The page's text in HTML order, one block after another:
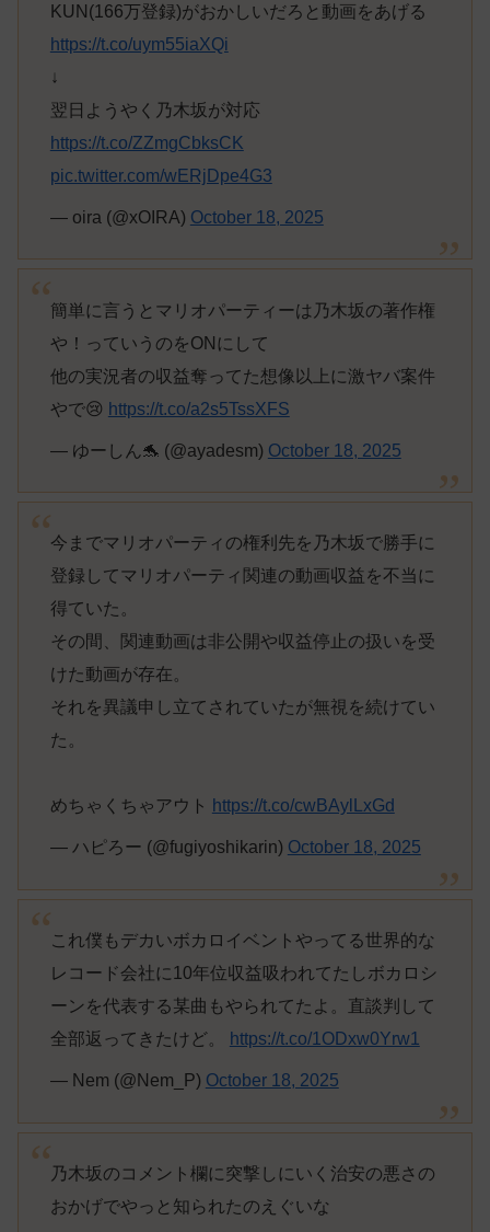
KUN(166万登録)がおかしいだろと動画をあげる
https://t.co/uym55iaXQi
↓
翌日ようやく乃木坂が対応
https://t.co/ZZmgCbksCK
pic.twitter.com/wERjDpe4G3
— oira (@xOIRA) October 18, 2025
簡単に言うとマリオパーティーは乃木坂の著作権
や！っていうのをONにして
他の実況者の収益奪ってた想像以上に激ヤバ案件
やで😢 https://t.co/a2s5TssXFS
— ゆーしん🐬 (@ayadesm) October 18, 2025
今までマリオパーティの権利先を乃木坂で勝手に
登録してマリオパーティ関連の動画収益を不当に
得ていた。
その間、関連動画は非公開や収益停止の扱いを受
けた動画が存在。
それを異議申し立てされていたが無視を続けてい
た。
めちゃくちゃアウト https://t.co/cwBAylLxGd
— ハピろー (@fugiyoshikarin) October 18, 2025
これ僕もデカいボカロイベントやってる世界的な
レコード会社に10年位収益吸われてたしボカロシ
ーンを代表する某曲もやられてたよ。直談判して
全部返ってきたけど。
https://t.co/1ODxw0Yrw1
— Nem (@Nem_P) October 18, 2025
乃木坂のコメント欄に突撃しにいく治安の悪さの
おかげでやっと知られたのえぐいな